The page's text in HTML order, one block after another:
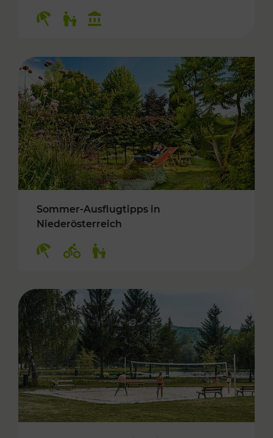
Sommer-Ausflugtipps in
Niederösterreich